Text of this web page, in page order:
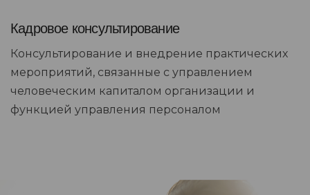
Кадровое консультирование
Консультирование и внедрение практических
мероприятий, связанные с управлением
человеческим капиталом организации и
функцией управления персоналом